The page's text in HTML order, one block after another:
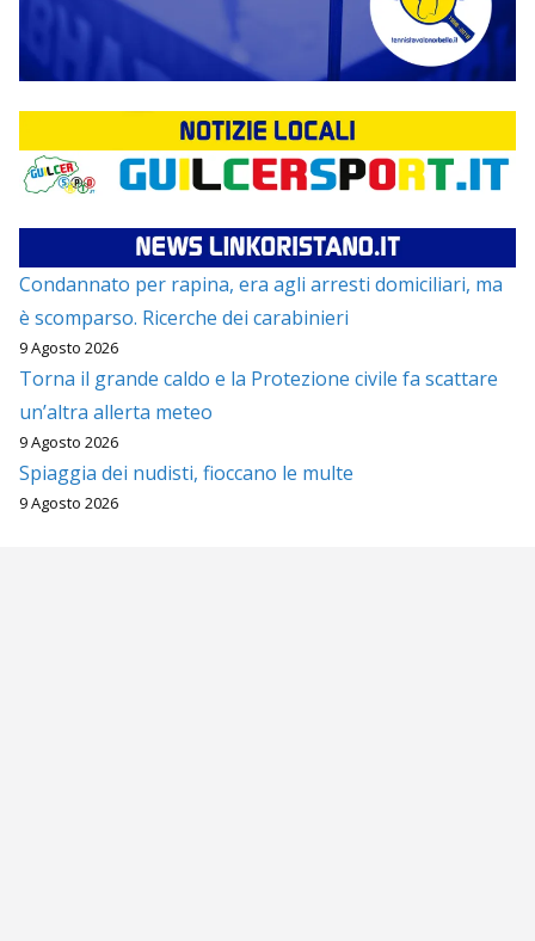
Condannato per rapina, era agli arresti domiciliari, ma
è scomparso. Ricerche dei carabinieri
9 Agosto 2026
Torna il grande caldo e la Protezione civile fa scattare
un’altra allerta meteo
9 Agosto 2026
Spiaggia dei nudisti, fioccano le multe
9 Agosto 2026